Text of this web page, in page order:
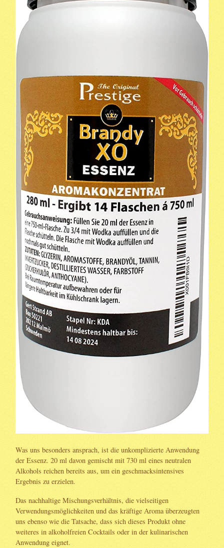
Was uns besonders ansprach, ist die unkomplizierte Anwendung
der Essenz. 20 ml davon gemischt mit 730 ml eines neutralen
Alkohols reichen bereits aus, um ein geschmacksintensives
Ergebnis zu erzielen.
Das nachhaltige Mischungsverhältnis, die vielseitigen
Verwendungsmöglichkeiten und das kräftige Aroma überzeugten
uns ebenso wie die Tatsache, dass sich dieses Produkt ohne
weiteres in alkoholfreien Cocktails oder in der kulinarischen
Anwendung eignet.